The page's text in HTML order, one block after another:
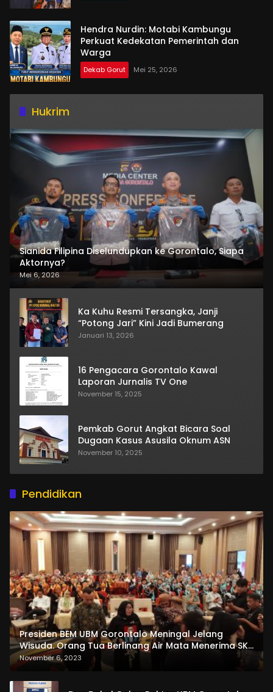
Hendra Nurdin: Motabi Kambungu
Perkuat Kedekatan Pemerintah dan
Warga
Dekab Gorut Mei 25, 2026
Hukrim
Sianida Filipina Diselundupkan ke Gorontalo, Siapa
Aktornya?
Mei 6, 2026
Ka Kuhu Resmi Tersangka, Janji
“Potong Jari” Kini Jadi Bumerang
Januari 13, 2026
16 Pengacara Gorontalo Kawal
Laporan Jurnalis TV One
November 15, 2025
Pemkab Gorut Angkat Bicara Soal
Dugaan Kasus Asusila Oknum ASN
November 10, 2025
Pendidikan
Presiden BEM UBM Gorontalo Meningal Jelang
Wisuda. Orang Tua Berlinang Air Mata Menerima SKL
dan Pemasangan Salempang
November 6, 2023